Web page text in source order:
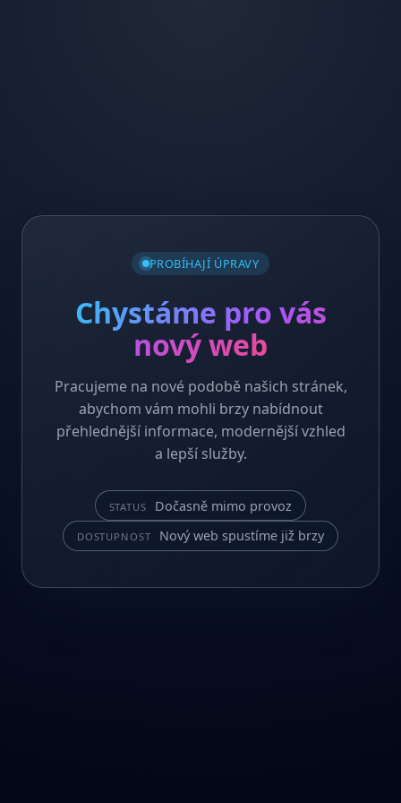
PROBÍHAJÍ ÚPRAVY
Chystáme pro vás
nový web
Pracujeme na nové podobě našich stránek,
abychom vám mohli brzy nabídnout
přehlednější informace, modernější vzhled
a lepší služby.
STATUS Dočasně mimo provoz
DOSTUPNOST Nový web spustíme již brzy